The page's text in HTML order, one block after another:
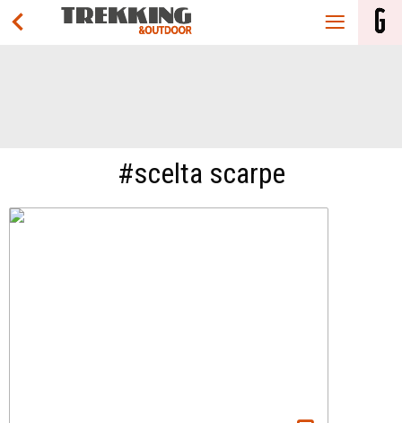
#scelta scarpe